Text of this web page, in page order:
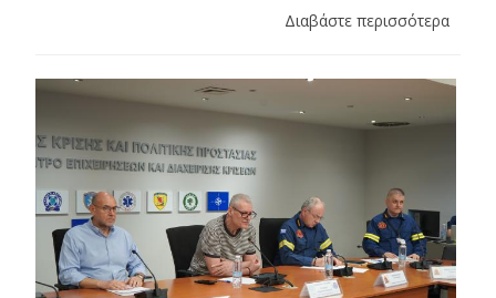
Διαβάστε περισσότερα